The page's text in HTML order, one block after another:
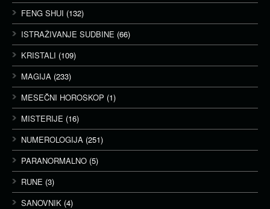
FENG SHUI (132)
ISTRAŽIVANJE SUDBINE (66)
KRISTALI (109)
MAGIJA (233)
MESEČNI HOROSKOP (1)
MISTERIJE (16)
NUMEROLOGIJA (251)
PARANORMALNO (5)
RUNE (3)
SANOVNIK (4)